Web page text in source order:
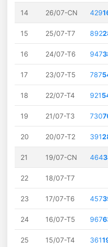
14 26/07-CN 429
15 25/07-T7 892
16 24/07-T6 947
17 23/07-T5 787
18 22/07-T4 921
19 21/07-T3 730
20 20/07-T2 391
21 19/07-CN 464
22 18/07-T7
23 17/07-T6 457
24 16/07-T5 967
25 15/07-T4 361